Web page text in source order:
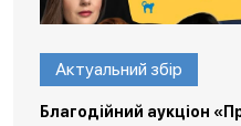
Актуальний збір
Благодійний аукціон